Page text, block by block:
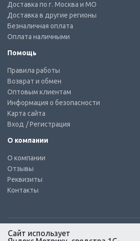
Доставка по г. Москва и МО
Доставка в другие регионы
Безналичная оплата
Оплата наличными
Помощь
Правила работы
Возврат и обмен
Оптовым клиентам
Информация о безопасности
Карта сайта
Вход / Регистрация
О компании
О компании
Отзывы
Реквизиты
Контакты
Сайт использует